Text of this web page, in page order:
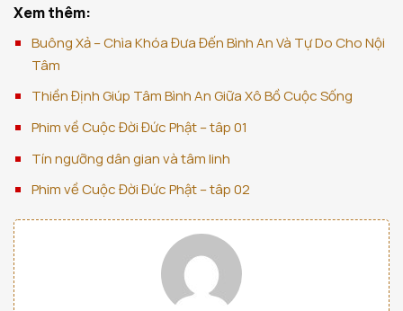
Xem thêm:
Buông Xả – Chìa Khóa Đưa Đến Bình An Và Tự Do Cho Nội
Tâm
Thiền Định Giúp Tâm Bình An Giữa Xô Bồ Cuộc Sống
Phim về Cuộc Đời Đức Phật – tâp 01
Tín ngưỡng dân gian và tâm linh
Phim về Cuộc Đời Đức Phật – tâp 02